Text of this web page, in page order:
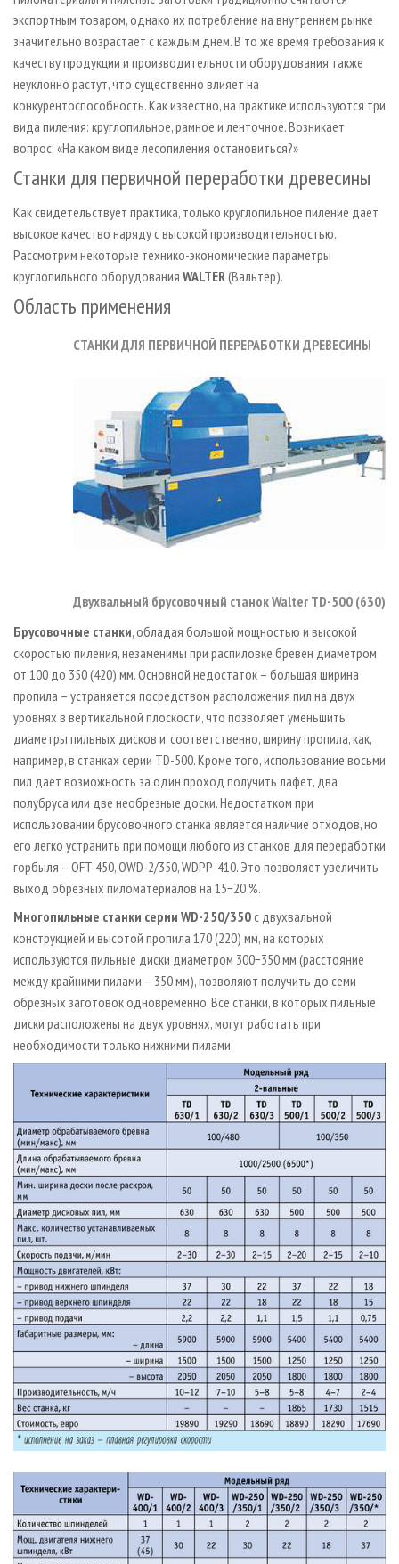
СУШКА ДРЕВЕСИНЫ
ПРОИЗВОДСТВО ДРЕВЕСНЫХ ПЛИТ
ДЕРЕВЯННОЕ ДОМОСТРОЕНИЕ
ПРОИЗВОДСТВО МЕБЕЛИ
БИОЭНЕРГЕТИКА
ЦБП
ИНСТРУМЕНТ И МАТЕРИАЛЫ
ПЕРСОНЫ
МОБИЛЬНЫЕ ВЫСТАВКИ
ОФИЦИАЛЬНЫЕ ДЕЛЕГАЦИИ
ПРИОРИТЕТНЫЕ ИНВЕСТПРОЕКТЫ
RUSSIAN FORESTRY REVIEW
ГАЗЕТА ЛЕСПРОМФОРУМ
БИБЛИОТЕКА СПЕЦИАЛИСТА
КОНТАКТЫ
РЕКЛАМА
РЕКЛАМА НА САЙТЕ
экспортным товаром, однако их потребление на внутреннем рынке
значительно возрастает с каждым днем. В то же время требования к
качеству продукции и производительности оборудования также
неуклонно растут, что существенно влияет на
конкурентоспособность. Как известно, на практике используются три
вида пиления: круглопильное, рамное и ленточное. Возникает
вопрос: «На каком виде лесопиления остановиться?»
Станки для первичной переработки древесины
Как свидетельствует практика, только круглопильное пиление дает
высокое качество наряду с высокой производительностью.
Рассмотрим некоторые технико-экономические параметры
круглопильного оборудования WALTER (Вальтер).
Область применения
СТАНКИ ДЛЯ ПЕРВИЧНОЙ ПЕРЕРАБОТКИ ДРЕВЕСИНЫ
Двухвальный брусовочный станок Walter TD-500 (630)
Брусовочные станки, обладая большой мощностью и высокой
скоростью пиления, незаменимы при распиловке бревен диаметром
от 100 до 350 (420) мм. Основной недостаток – большая ширина
пропила – устраняется посредством расположения пил на двух
уровнях в вертикальной плоскости, что позволяет уменьшить
диаметры пильных дисков и, соответственно, ширину пропила, как,
например, в станках серии TD-500. Кроме того, использование восьми
пил дает возможность за один проход получить лафет, два
полубруса или две необрезные доски. Недостатком при
использовании брусовочного станка является наличие отходов, но
его легко устранить при помощи любого из станков для переработки
горбыля – OFT-450, ОWD-2/350, WDPP-410. Это позволяет увеличить
выход обрезных пиломатериалов на 15−20 %.
Многопильные станки серии WD-250/350 с двухвальной
конструкцией и высотой пропила 170 (220) мм, на которых
используются пильные диски диаметром 300−350 мм (расстояние
между крайними пилами – 350 мм), позволяют получить до семи
обрезных заготовок одновременно. Все станки, в которых пильные
диски расположены на двух уровнях, могут работать при
необходимости только нижними пилами.